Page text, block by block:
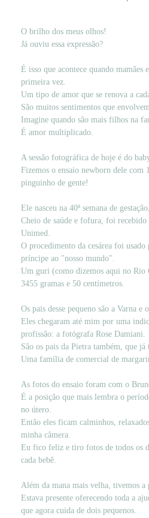
O brilho dos meus olhos!
Já ouviu essa expressão?
É isso que acontece quando mamães
primeira vez.
Um tipo de amor que se renova a
São muitos sentimentos que
Imagine quando são mais filhos na
É amor multiplicado.
A sessão fotográfica de hoje é do
Fizemos o ensaio newborn dele com
pinguinho de gente!
Ele nasceu na 40ª semana de
Cheio de saúde e fofura, foi
Unimed.
O procedimento da cesárea foi usado
príncipe ao "nosso mundo".
Um guri (como dizemos aqui no Rio
3455 gramas e 50 centímetros.
Os pais desse pequeno são a Varna e
Eles chegaram até mim por uma
profissão: a fotógrafa Rose Damiani.
São os pais da Pietra também, que já
Uma família de comercial de
As fotos do ensaio foram com o
É a posição que mais lembra o
no útero.
Então eles ficam calminhos,
minha câmera.
Eu fico feliz e tiro fotos de todos os
cada bebê.
Além da mana mais velha, tivemos a
Estava presente oferecendo toda a
que agora cuida de dois pequenos.